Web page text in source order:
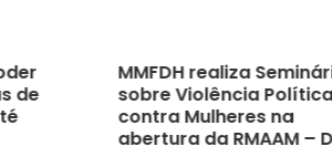
de
MMFDH realiza
sobre Violência Política
contra Mulheres na
abertura da RMAAM –